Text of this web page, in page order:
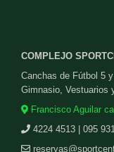
COMPLEJO
Canchas de Fútbol 5
Gimnasio, Vestuarios
Francisco Aguilar
4224 4513 | 095